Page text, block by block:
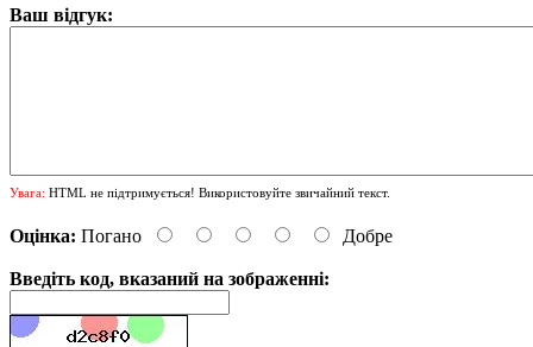
Ваш відгук:
Увага: HTML не підтримується! Використовуйте звичайний текст.
Оцінка: Погано Добре
Введіть код, вказаний на зображенні: